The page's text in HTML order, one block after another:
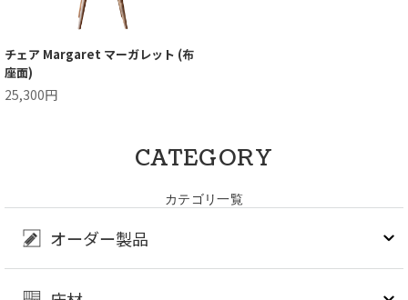
チェア Margaret マーガレット (布
座面)
25,300円
CATEGORY
カテゴリ一覧
オーダー製品